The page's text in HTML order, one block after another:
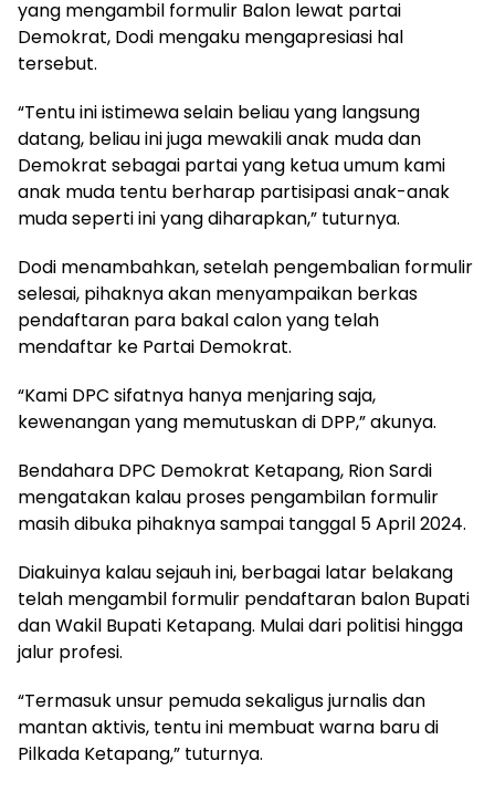
yang mengambil formulir Balon lewat partai
Demokrat, Dodi mengaku mengapresiasi hal
tersebut.
“Tentu ini istimewa selain beliau yang langsung
datang, beliau ini juga mewakili anak muda dan
Demokrat sebagai partai yang ketua umum kami
anak muda tentu berharap partisipasi anak-anak
muda seperti ini yang diharapkan,” tuturnya.
Dodi menambahkan, setelah pengembalian formulir
selesai, pihaknya akan menyampaikan berkas
pendaftaran para bakal calon yang telah
mendaftar ke Partai Demokrat.
“Kami DPC sifatnya hanya menjaring saja,
kewenangan yang memutuskan di DPP,” akunya.
Bendahara DPC Demokrat Ketapang, Rion Sardi
mengatakan kalau proses pengambilan formulir
masih dibuka pihaknya sampai tanggal 5 April 2024.
Diakuinya kalau sejauh ini, berbagai latar belakang
telah mengambil formulir pendaftaran balon Bupati
dan Wakil Bupati Ketapang. Mulai dari politisi hingga
jalur profesi.
“Termasuk unsur pemuda sekaligus jurnalis dan
mantan aktivis, tentu ini membuat warna baru di
Pilkada Ketapang,” tuturnya.